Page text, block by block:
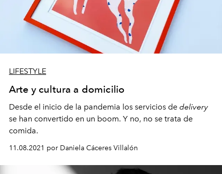
LIFESTYLE
Arte y cultura a domicilio
Desde el inicio de la pandemia los servicios de delivery
se han convertido en un boom. Y no, no se trata de
comida.
11.08.2021 por Daniela Cáceres Villalón